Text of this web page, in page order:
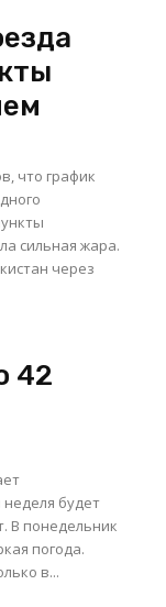
что график
сильная жара.
через
42
неделя будет
погода.
в...